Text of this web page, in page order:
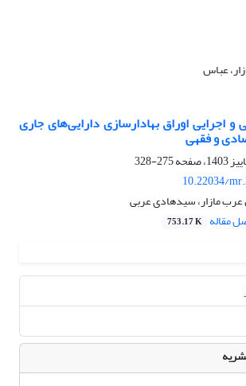
عباس
و اجرایی اوراق بهادارسازی دارایی‌های جاری
و فقهی
275-328
10.22034/
مازار، سیدهادی عربی
مقاله 753.17 K